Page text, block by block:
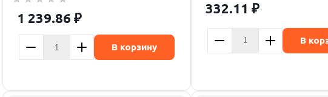
1 239.86 ₽
В корзину
332.11 ₽
В